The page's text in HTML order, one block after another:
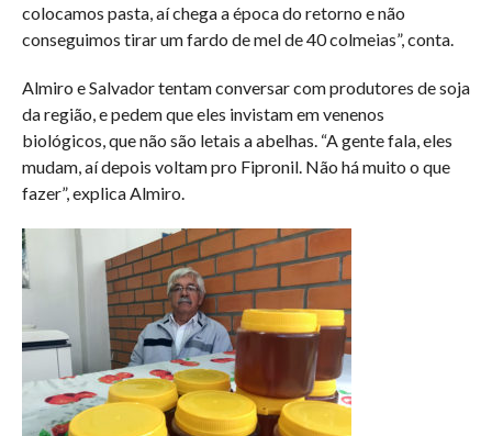
colocamos pasta, aí chega a época do retorno e não
conseguimos tirar um fardo de mel de 40 colmeias”, conta.
Almiro e Salvador tentam conversar com produtores de soja
da região, e pedem que eles invistam em venenos
biológicos, que não são letais a abelhas. “A gente fala, eles
mudam, aí depois voltam pro Fipronil. Não há muito o que
fazer”, explica Almiro.